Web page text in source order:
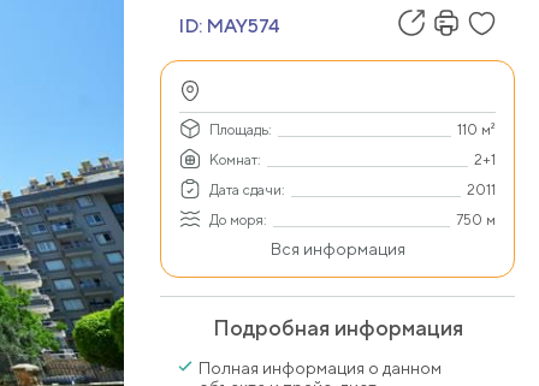
ID: MAY574
Площадь:
110 м²
Комнат:
2+1
Дата сдачи:
2011
До моря:
750 м
Вся информация
Подробная информация
Полная информация о данном